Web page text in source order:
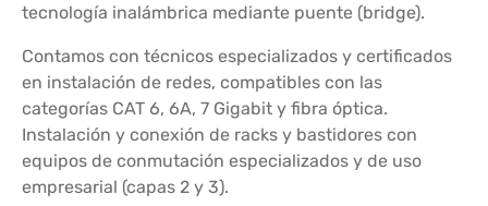
tecnología inalámbrica mediante puente (bridge).
Contamos con técnicos especializados y certificados
en instalación de redes, compatibles con las
categorías CAT 6, 6A, 7 Gigabit y fibra óptica.
Instalación y conexión de racks y bastidores con
equipos de conmutación especializados y de uso
empresarial (capas 2 y 3).